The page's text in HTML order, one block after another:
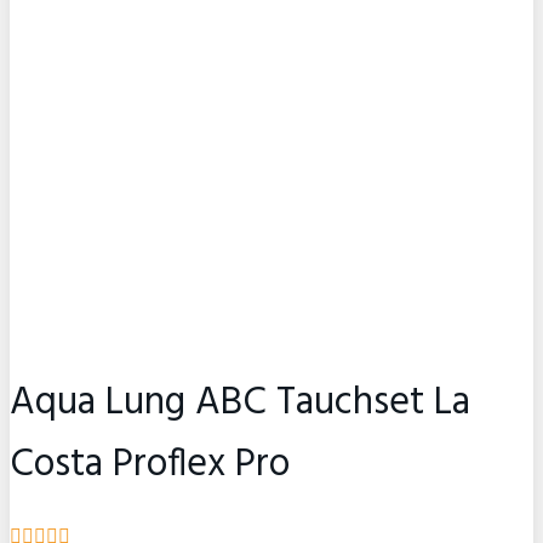
Aqua Lung ABC Tauchset La
Costa Proflex Pro